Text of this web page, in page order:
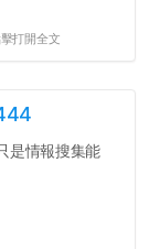
打開全文
是情報搜集能